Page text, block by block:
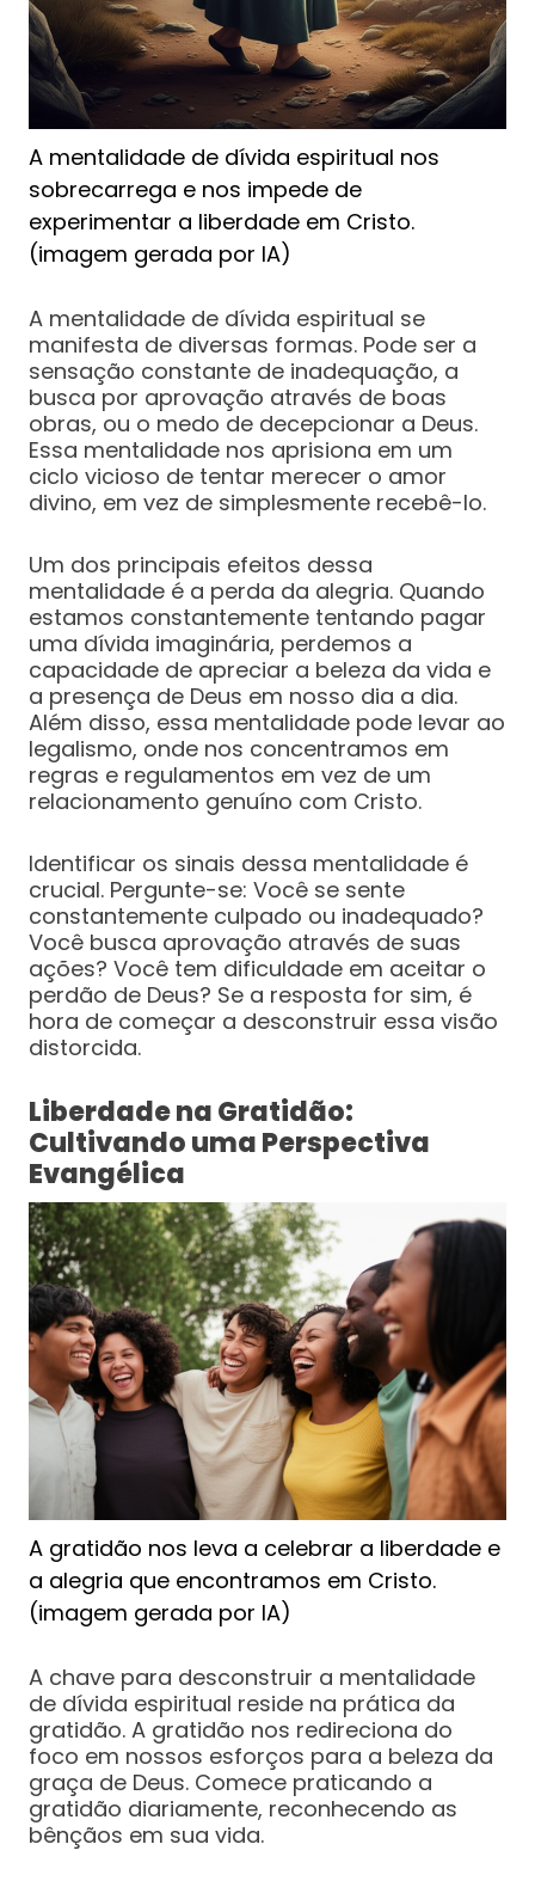
A mentalidade de dívida espiritual nos
sobrecarrega e nos impede de
experimentar a liberdade em Cristo.
(imagem gerada por IA)
A mentalidade de dívida espiritual se
manifesta de diversas formas. Pode ser a
sensação constante de inadequação, a
busca por aprovação através de boas
obras, ou o medo de decepcionar a Deus.
Essa mentalidade nos aprisiona em um
ciclo vicioso de tentar merecer o amor
divino, em vez de simplesmente recebê-lo.
Um dos principais efeitos dessa
mentalidade é a perda da alegria. Quando
estamos constantemente tentando pagar
uma dívida imaginária, perdemos a
capacidade de apreciar a beleza da vida e
a presença de Deus em nosso dia a dia.
Além disso, essa mentalidade pode levar ao
legalismo, onde nos concentramos em
regras e regulamentos em vez de um
relacionamento genuíno com Cristo.
Identificar os sinais dessa mentalidade é
crucial. Pergunte-se: Você se sente
constantemente culpado ou inadequado?
Você busca aprovação através de suas
ações? Você tem dificuldade em aceitar o
perdão de Deus? Se a resposta for sim, é
hora de começar a desconstruir essa visão
distorcida.
Liberdade na Gratidão:
Cultivando uma Perspectiva
Evangélica
A gratidão nos leva a celebrar a liberdade e
a alegria que encontramos em Cristo.
(imagem gerada por IA)
A chave para desconstruir a mentalidade
de dívida espiritual reside na prática da
gratidão. A gratidão nos redireciona do
foco em nossos esforços para a beleza da
graça de Deus. Comece praticando a
gratidão diariamente, reconhecendo as
bênçãos em sua vida.